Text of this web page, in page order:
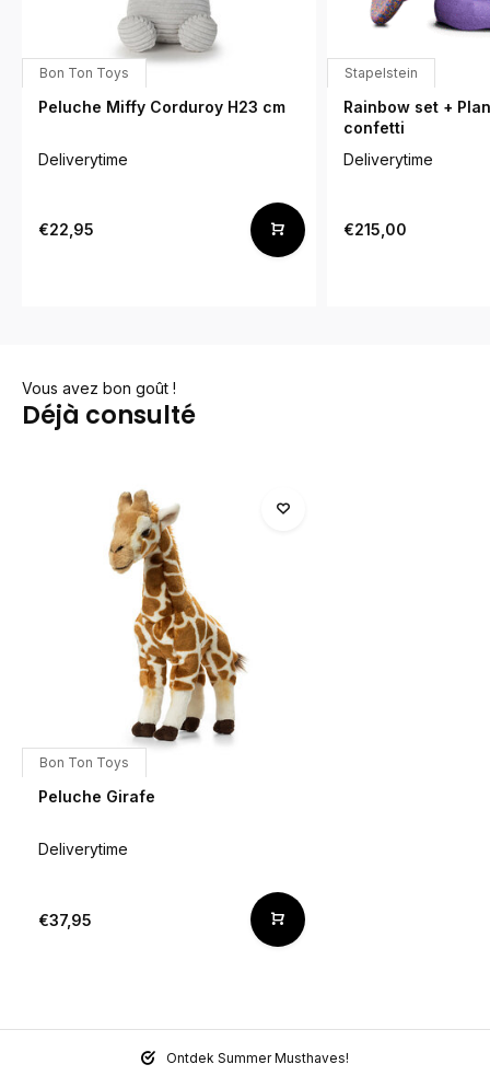
Bon Ton Toys
Peluche Miffy Corduroy H23 cm
Deliverytime
€22,95
Stapelstein
Rainbow set +
confetti
Deliverytime
€215,00
Vous avez bon goût !
Déjà consulté
Bon Ton Toys
Peluche Girafe
Deliverytime
€37,95
Ontdek Summer Musthaves!